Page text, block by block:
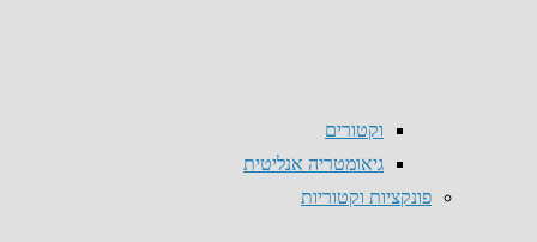
וקטורים
גיאומטריה אנליטית
פונקציות וקטוריות